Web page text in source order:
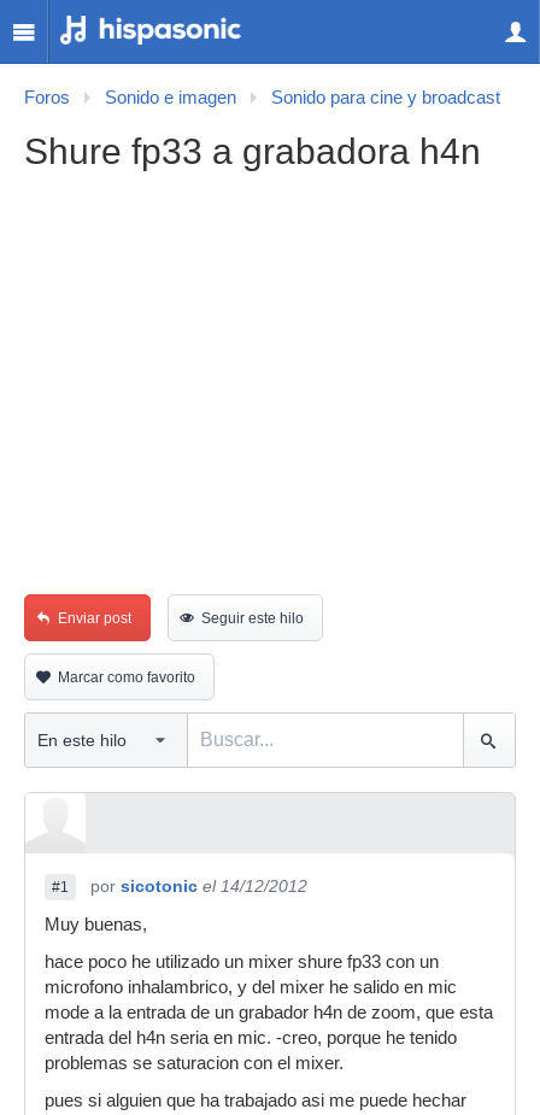
Foros Sonido e imagen Sonido para cine y broadcast
Shure fp33 a grabadora h4n
Enviar post Seguir este hilo
Marcar como favorito
#1 por sicotonic el 14/12/2012
Muy buenas,
hace poco he utilizado un mixer shure fp33 con un
microfono inhalambrico, y del mixer he salido en mic
mode a la entrada de un grabador h4n de zoom, que esta
entrada del h4n seria en mic. -creo, porque he tenido
problemas se saturacion con el mixer.
pues si alguien que ha trabajado asi me puede hechar